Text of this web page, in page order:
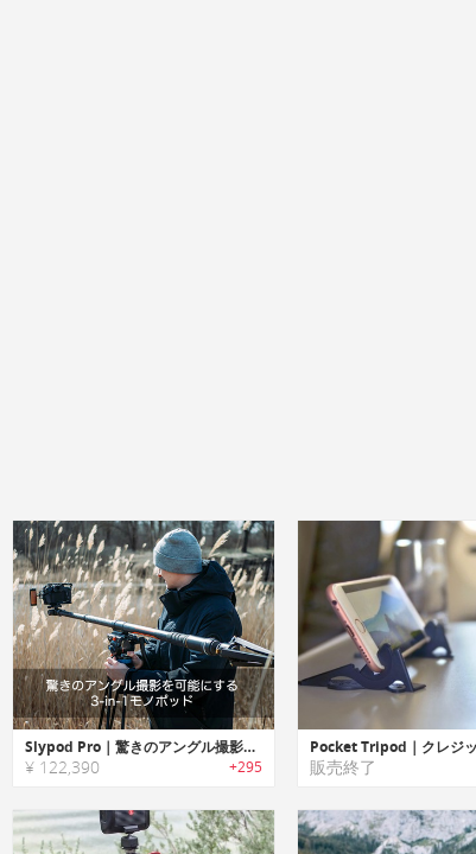
Slypod Pro｜驚きのアングル撮影を可能にする3-in-1モノポッド「スライポッドPro」
¥ 122,390 +295 販売終了